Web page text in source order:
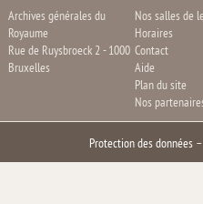
Archives générales du
Royaume
Rue de Ruysbroeck 2 - 1000
Bruxelles
Nos salles de
Horaires
Contact
Aide
Plan du site
Nos
Protection des données–